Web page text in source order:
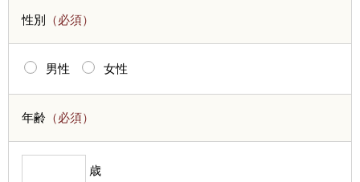
性別 （必須）
男性 女性
年齢 （必須）
歳